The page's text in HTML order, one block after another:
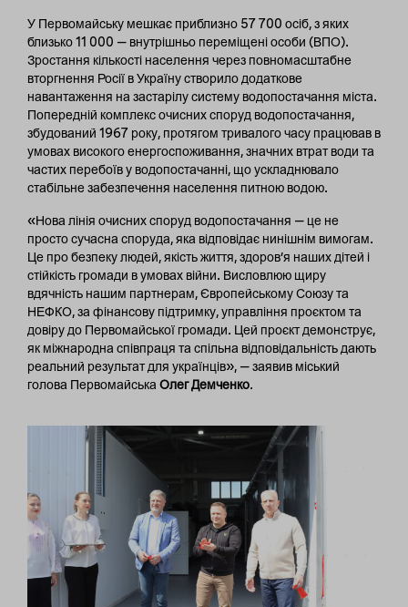
У Первомайську мешкає приблизно 57 700 осіб, з яких
близько 11 000 — внутрішньо переміщені особи (ВПО).
Зростання кількості населення через повномасштабне
вторгнення Росії в Україну створило додаткове
навантаження на застарілу систему водопостачання міста.
Попередній комплекс очисних споруд водопостачання,
збудований 1967 року, протягом тривалого часу працював в
умовах високого енергоспоживання, значних втрат води та
частих перебоїв у водопостачанні, що ускладнювало
стабільне забезпечення населення питною водою.
«Нова лінія очисних споруд водопостачання — це не
просто сучасна споруда, яка відповідає нинішнім вимогам.
Це про безпеку людей, якість життя, здоров’я наших дітей і
стійкість громади в умовах війни. Висловлюю щиру
вдячність нашим партнерам, Європейському Союзу та
НЕФКО, за фінансову підтримку, управління проєктом та
довіру до Первомайської громади. Цей проєкт демонструє,
як міжнародна співпраця та спільна відповідальність дають
реальний результат для українців», — заявив міський
голова Первомайська Олег Демченко.